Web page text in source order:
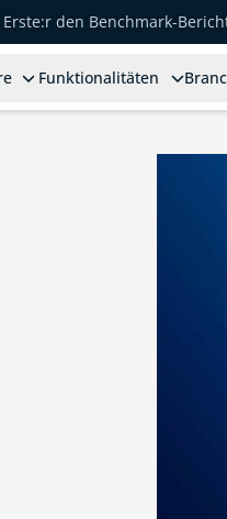
den Benchmark-
Funktionalitäten